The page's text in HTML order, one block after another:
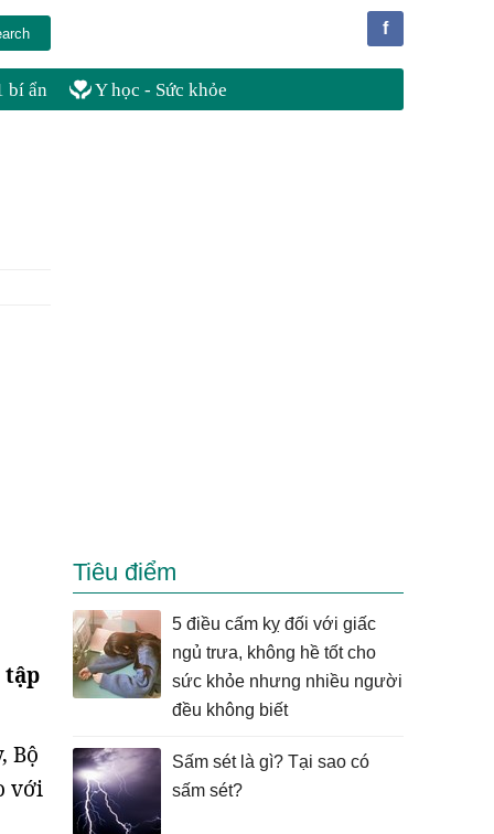
f
bí ẩn Y học - Sức khỏe
tập
Bộ
với
Tiêu điểm
5 điều cấm kỵ đối với giấc
ngủ trưa, không hề tốt cho
sức khỏe nhưng nhiều người
đều không biết
Sấm sét là gì? Tại sao có
sấm sét?